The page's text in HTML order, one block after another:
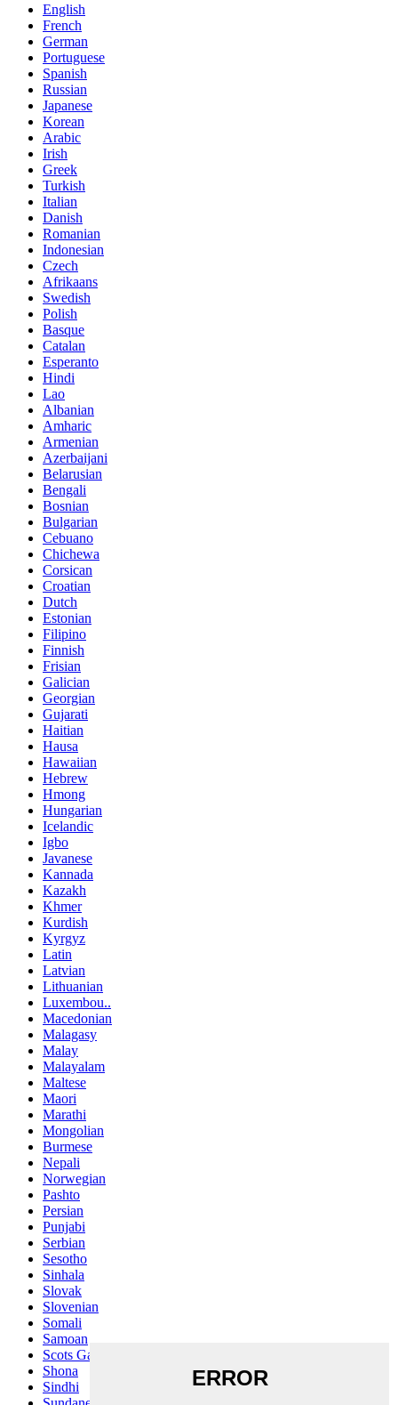
English
French
German
Portuguese
Spanish
Russian
Japanese
Korean
Arabic
Irish
Greek
Turkish
Italian
Danish
Romanian
Indonesian
Czech
Afrikaans
Swedish
Polish
Basque
Catalan
Esperanto
Hindi
Lao
Albanian
Amharic
Armenian
Azerbaijani
Belarusian
Bengali
Bosnian
Bulgarian
Cebuano
Chichewa
Corsican
Croatian
Dutch
Estonian
Filipino
Finnish
Frisian
Galician
Georgian
Gujarati
Haitian
Hausa
Hawaiian
Hebrew
Hmong
Hungarian
Icelandic
Igbo
Javanese
Kannada
Kazakh
Khmer
Kurdish
Kyrgyz
Latin
Latvian
Lithuanian
Luxembou..
Macedonian
Malagasy
Malay
Malayalam
Maltese
Maori
Marathi
Mongolian
Burmese
Nepali
Norwegian
Pashto
Persian
Punjabi
Serbian
Sesotho
Sinhala
Slovak
Slovenian
Somali
Samoan
Scots Gaelic
Shona
Sindhi